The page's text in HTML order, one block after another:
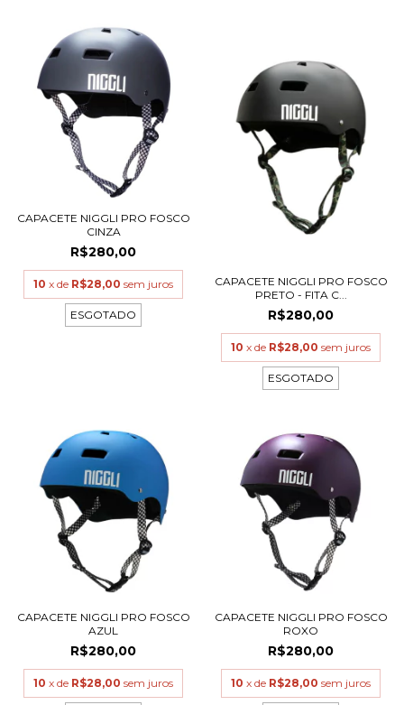
CAPACETE NIGGLI PRO FOSCO
CINZA
R$280,00
10 x de R$28,00 sem juros
ESGOTADO
CAPACETE NIGGLI PRO FOSCO
PRETO - FITA C...
R$280,00
10 x de R$28,00 sem juros
ESGOTADO
CAPACETE NIGGLI PRO FOSCO
AZUL
R$280,00
10 x de R$28,00 sem juros
CAPACETE NIGGLI PRO FOSCO
ROXO
R$280,00
10 x de R$28,00 sem juros